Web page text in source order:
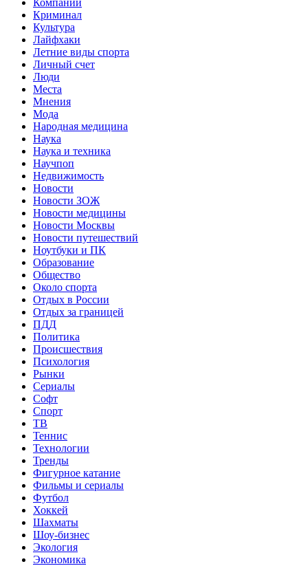
Криминал
Культура
Лайфхаки
Летние виды спорта
Личный счет
Люди
Места
Мнения
Мода
Народная медицина
Наука
Наука и техника
Научпоп
Недвижимость
Новости
Новости ЗОЖ
Новости медицины
Новости Москвы
Новости путешествий
Ноутбуки и ПК
Образование
Общество
Около спорта
Отдых в России
Отдых за границей
ПДД
Политика
Происшествия
Психология
Рынки
Сериалы
Софт
Спорт
ТВ
Теннис
Технологии
Тренды
Фигурное катание
Фильмы и сериалы
Футбол
Хоккей
Шахматы
Шоу-бизнес
Экология
Экономика